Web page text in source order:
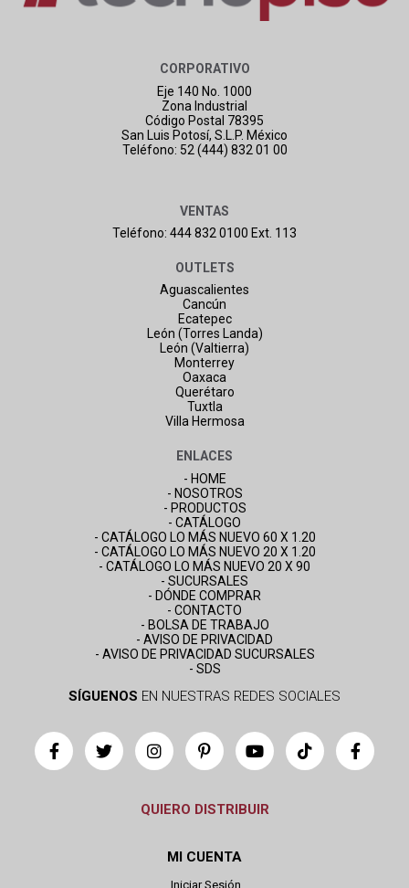
CORPORATIVO
Eje 140 No. 1000
Zona Industrial
Código Postal 78395
San Luis Potosí, S.L.P. México
Teléfono: 52 (444) 832 01 00
VENTAS
Teléfono: 444 832 0100 Ext. 113
OUTLETS
Aguascalientes
Cancún
Ecatepec
León (Torres Landa)
León (Valtierra)
Monterrey
Oaxaca
Querétaro
Tuxtla
Villa Hermosa
ENLACES
- HOME
- NOSOTROS
- PRODUCTOS
- CATÁLOGO
- CATÁLOGO LO MÁS NUEVO 60 X 1.20
- CATÁLOGO LO MÁS NUEVO 20 X 1.20
- CATÁLOGO LO MÁS NUEVO 20 X 90
- SUCURSALES
- DÓNDE COMPRAR
- CONTACTO
- BOLSA DE TRABAJO
- AVISO DE PRIVACIDAD
- AVISO DE PRIVACIDAD SUCURSALES
- SDS
SÍGUENOS EN NUESTRAS REDES SOCIALES
QUIERO DISTRIBUIR
MI CUENTA
Iniciar Sesión